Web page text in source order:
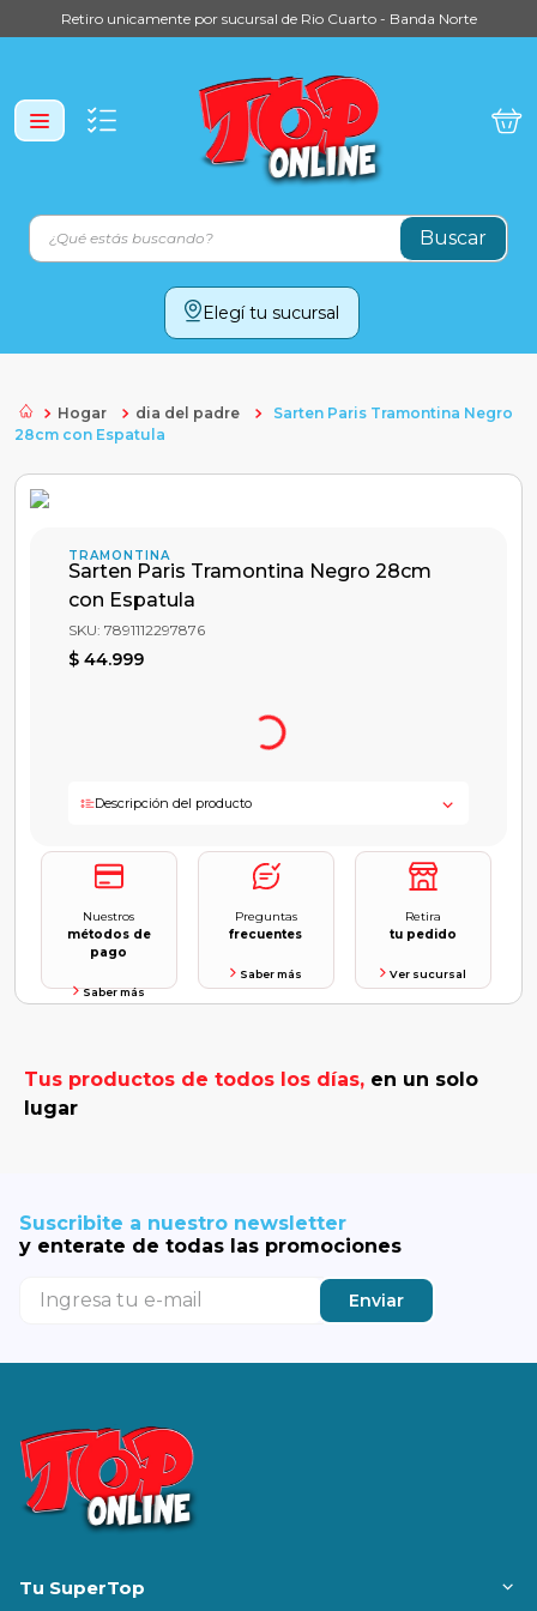
Retiro unicamente por sucursal de Rio Cuarto - Banda Norte
Elegí tu sucursal
Hogar dia del padre
Sarten Paris Tramontina Negro
28cm con Espatula
TRAMONTINA
Sarten Paris Tramontina Negro 28cm
con Espatula
SKU: 7891112297876
$ 44.999
Descripción del producto
Nuestros
métodos de
pago
Saber más
Preguntas
frecuentes
Saber más
Retira
tu pedido
Ver sucursal
Tus productos de todos los días, en un solo
lugar
Suscribite a nuestro newsletter
y enterate de todas las promociones
Enviar
Tu SuperTop